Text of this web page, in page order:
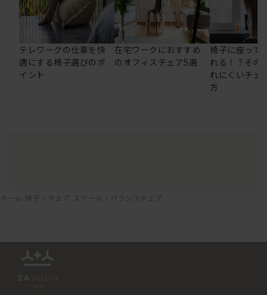
テレワークの仕事を快
適にする椅子選びのポ
イント
在宅ワークにおすすめ
のオフィスチェア5選
椅子に座って
れる！？その
れにくいチェ
方
ホーム 椅子・チェア スツール・バランスチェア